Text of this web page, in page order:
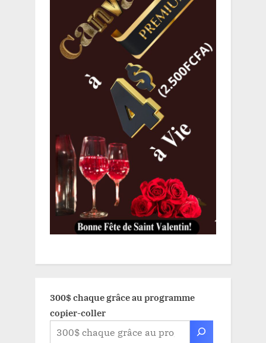
300$ chaque grâce au programme
copier-coller